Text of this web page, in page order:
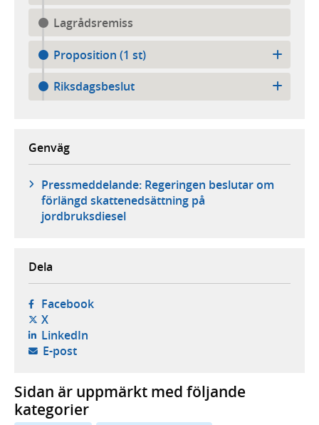
Lagrådsremiss
Proposition (1 st)
Riksdagsbeslut
Genväg
Pressmeddelande: Regeringen beslutar om
förlängd skattenedsättning på
jordbruksdiesel
Dela
Facebook- öppnas i ny flik, extern webbplats,
X- öppnas i ny flik, extern webbplats,
LinkedIn- öppnas i ny flik, extern webbplats,
E-post- öppnar din e-postklient,
Sidan är uppmärkt med följande
kategorier